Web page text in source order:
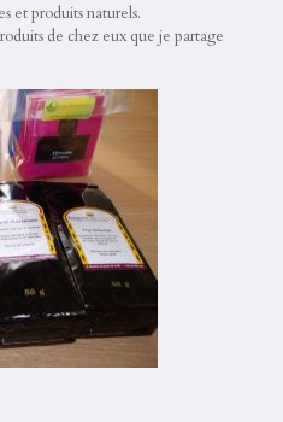
et produits naturels.
de chez eux que je partage